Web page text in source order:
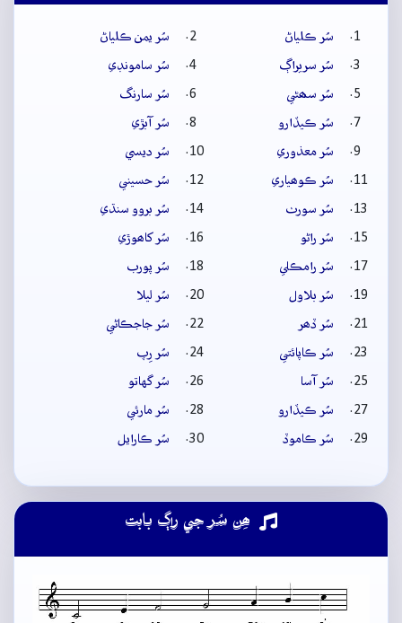
سُر ڪلياڻ
سُر يمن ڪلياڻ
سُر سريراڳ
سُر سامونڊي
سُر سھڻي
سُر سارنگ
سُر ڪيڏارو
سُر آبڙي
سُر معذوري
سُر ديسي
سُر ڪوھياري
سُر حسيني
سُر سورٺ
سُر بروو سنڌي
سُر راڻو
سُر کاھوڙي
سُر رامڪلي
سُر پورب
سُر بلاول
سُر ليلا
سُر ڏھر
سُر جاجڪاڻي
سُر ڪاپائتي
سُر رِپ
سُر آسا
سُر گهاتو
سُر ڪيڏارو
سُر مارئي
سُر ڪاموڏ
سُر ڪارايل
ھِن سُر جي راڳ بابت